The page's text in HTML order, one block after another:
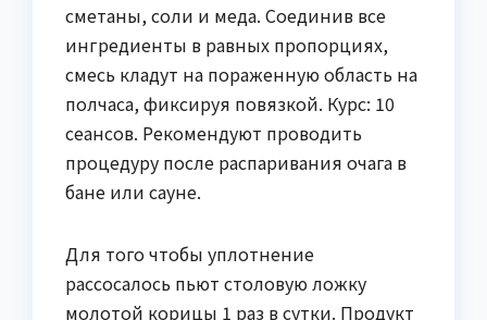
сметаны, соли и меда. Соединив все
ингредиенты в равных пропорциях,
смесь кладут на пораженную область на
полчаса, фиксируя повязкой. Курс: 10
сеансов. Рекомендуют проводить
процедуру после распаривания очага в
бане или сауне.
Для того чтобы уплотнение
рассосалось пьют столовую ложку
молотой корицы 1 раз в сутки. Продукт